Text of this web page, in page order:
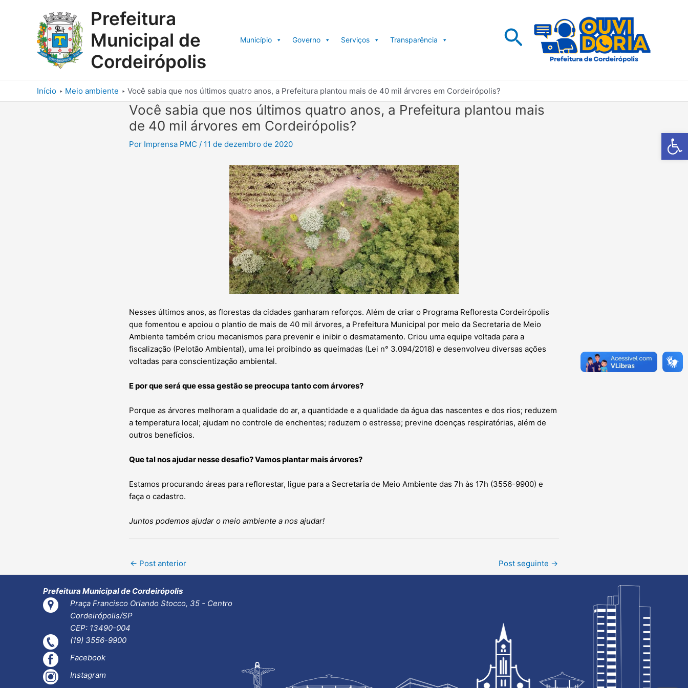
Barra de
Prefeitura
Municipal de
Cordeirópolis
Município Governo Serviços Transparência Pesquisar
Início Meio ambiente Você sabia que nos últimos quatro anos, a Prefeitura plantou mais de 40 mil árvores em Cordeirópolis?
Você sabia que nos últimos quatro anos, a Prefeitura plantou mais
de 40 mil árvores em Cordeirópolis?
Por Imprensa PMC / 11 de dezembro de 2020
Nesses últimos anos, as florestas da cidades ganharam reforços. Além de criar o Programa Refloresta Cordeirópolis
que fomentou e apoiou o plantio de mais de 40 mil árvores, a Prefeitura Municipal por meio da Secretaria de Meio
Ambiente também criou mecanismos para prevenir e inibir o desmatamento. Criou uma equipe voltada para a
fiscalização (Pelotão Ambiental), uma lei proibindo as queimadas (Lei n° 3.094/2018) e desenvolveu diversas ações
voltadas para conscientização ambiental.
E por que será que essa gestão se preocupa tanto com árvores?
Porque as árvores melhoram a qualidade do ar, a quantidade e a qualidade da água das nascentes e dos rios; reduzem
a temperatura local; ajudam no controle de enchentes; reduzem o estresse; previne doenças respiratórias, além de
outros benefícios.
Que tal nos ajudar nesse desafio? Vamos plantar mais árvores?
Estamos procurando áreas para reflorestar, ligue para a Secretaria de Meio Ambiente das 7h às 17h (3556-9900) e
faça o cadastro.
Juntos podemos ajudar o meio ambiente a nos ajudar!
Post
← Post anterior Post seguinte →
Prefeitura Municipal de Cordeirópolis
Praça Francisco Orlando Stocco, 35 - Centro
Cordeirópolis/SP
CEP: 13490-004
(19) 3556-9900
Facebook
Instagram